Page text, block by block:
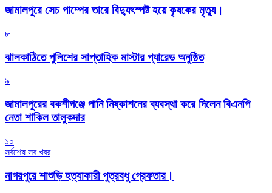
জামালপুরে সেচ পাম্পের তারে বিদ্যুৎস্পষ্ট হয়ে কৃষকের মৃত্যু।
৮
‎ঝালকাঠিতে পুলিশের সাপ্তাহিক মাস্টার প্যারেড অনুষ্ঠিত
৯
জামালপুরের বকশীগঞ্জে পানি নিষ্কাশনের ব্যবস্থা করে দিলেন বিএনপি
নেতা শাকিল তালুকদার
১০
সর্বশেষ সব খবর
নাগরপুরে শাশুড়ি হত্যাকারী পুত্রবধু গ্রেফতার।